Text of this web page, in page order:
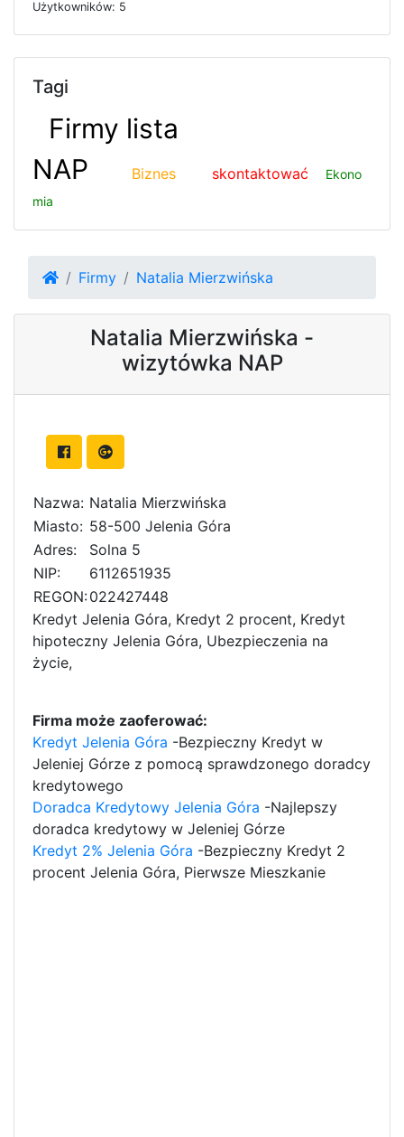
Użytkowników: 5
Tagi
Firmy lista
NAP
Biznes skontaktować
Ekono
mia
Firmy Natalia Mierzwińska
Natalia Mierzwińska -
wizytówka NAP
Nazwa: Natalia Mierzwińska
Miasto: 58-500 Jelenia Góra
Adres:
Solna 5
NIP:
6112651935
REGON:022427448
Kredyt Jelenia Góra, Kredyt 2 procent, Kredyt
hipoteczny Jelenia Góra, Ubezpieczenia na
życie,
Firma może zaoferować:
Kredyt Jelenia Góra -Bezpieczny Kredyt w
Jeleniej Górze z pomocą sprawdzonego doradcy
kredytowego
Doradca Kredytowy Jelenia Góra -Najlepszy
doradca kredytowy w Jeleniej Górze
Kredyt 2% Jelenia Góra -Bezpieczny Kredyt 2
procent Jelenia Góra, Pierwsze Mieszkanie